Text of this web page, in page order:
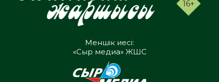
16+
Меншік иесі:
«Сыр медиа» ЖШС